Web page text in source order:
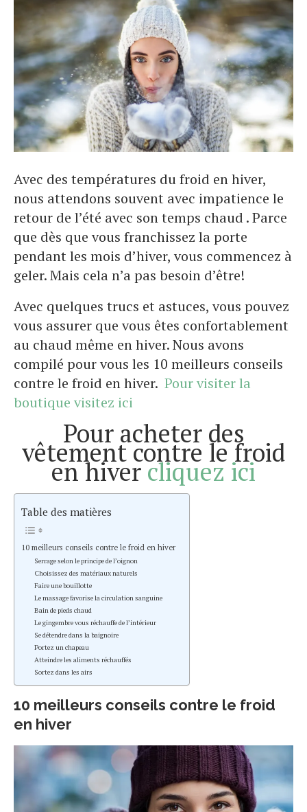
Avec des températures du froid en hiver,
nous attendons souvent avec impatience le
retour de l’été avec son temps chaud . Parce
que dès que vous franchissez la porte
pendant les mois d’hiver, vous commencez à
geler. Mais cela n’a pas besoin d’être!
Avec quelques trucs et astuces, vous pouvez
vous assurer que vous êtes confortablement
au chaud même en hiver. Nous avons
compilé pour vous les 10 meilleurs conseils
contre le froid en hiver. Pour visiter la
boutique visitez ici
Pour acheter des
vêtement contre le froid
en hivercliquez ici
Table des matières
10 meilleurs conseils contre le froid en hiver
Serrage selon le principe de l’oignon
Choisissez des matériaux naturels
Faire une bouillotte
Le massage favorise la circulation sanguine
Bain de pieds chaud
Le gingembre vous réchauffe de l’intérieur
Se détendre dans la baignoire
Portez un chapeau
Atteindre les aliments réchauffés
Sortez dans les airs
10 meilleurs conseils contre le froid
en hiver